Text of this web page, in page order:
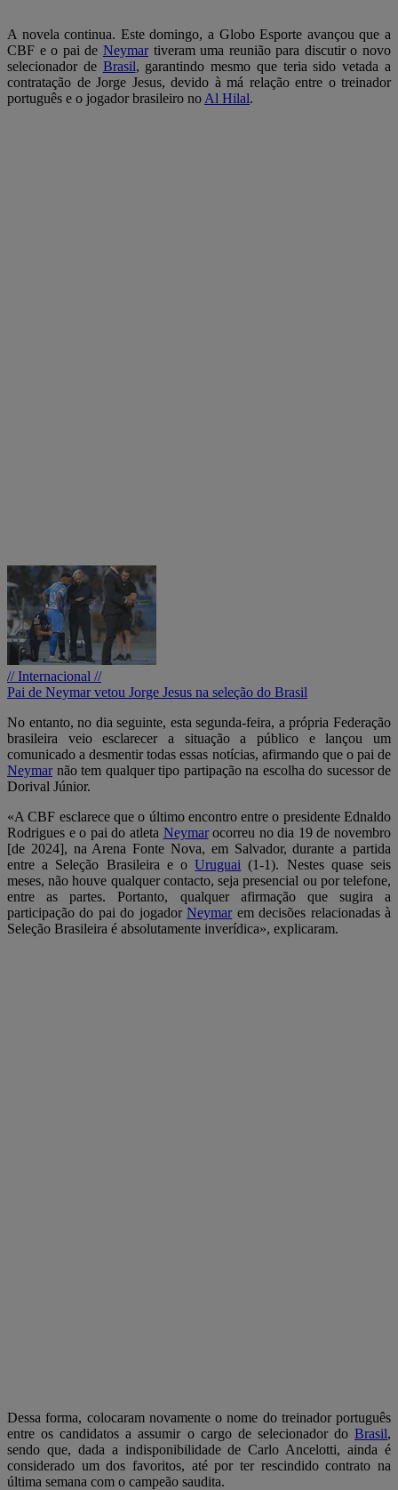
A novela continua. Este domingo, a Globo Esporte avançou que a
CBF e o pai de Neymartiveram uma reunião para discutir o novo
selecionador de Brasil, garantindo mesmo que teria sido vetada a
contratação de Jorge Jesus, devido à má relação entre o treinador
português e o jogador brasileiro no Al Hilal.
// Internacional //
Pai de Neymar vetou Jorge Jesus na seleção do Brasil
No entanto, no dia seguinte, esta segunda-feira, a própria Federação
brasileira veio esclarecer a situação a público e lançou um
comunicado a desmentir todas essas notícias, afirmando que o pai de
Neymarnão tem qualquer tipo partipação na escolha do sucessor de
Dorival Júnior.
«A CBF esclarece que o último encontro entre o presidente Ednaldo
Rodrigues e o pai do atleta Neymarocorreu no dia 19 de novembro
[de 2024], na Arena Fonte Nova, em Salvador, durante a partida
entre a Seleção Brasileira e oUruguai (1-1). Nestes quase seis
meses, não houve qualquer contacto, seja presencial ou por telefone,
entre as partes. Portanto, qualquer afirmação que sugira a
participação do pai do jogadorNeymarem decisões relacionadas à
Seleção Brasileira é absolutamente inverídica», explicaram.
Dessa forma, colocaram novamente o nome do treinador português
entre os candidatos a assumir o cargo de selecionador do Brasil,
sendo que, dada a indisponibilidade de Carlo Ancelotti, ainda é
considerado um dos favoritos, até por ter rescindido contrato na
última semana com o campeão saudita.